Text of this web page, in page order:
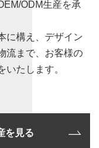
ODM生産を承
に構え、デザイン
流まで、お客様の
いたします。
を見る